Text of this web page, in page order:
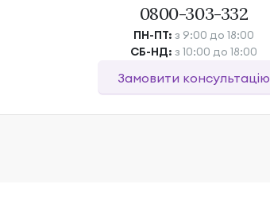
0800-303-332
ПН-ПТ: з 9:00 до 18:00
СБ-НД: з 10:00 до 18:00
Замовити консультацію